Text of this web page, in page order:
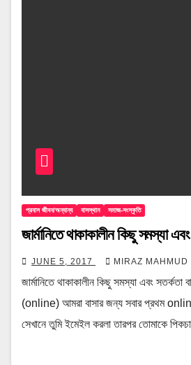
প্রবাস জীবন/অন্যান্য বাসস্থান সমাজ-সংস্কৃতি
জার্মানিতে থাকাকালীন কিছু সমস্যা
JUNE 5, 2017 MIRAZ MAHMUD
জার্মানিতে থাকাকালীন কিছু সমস্যা এবং
(online) আমরা বাসার জন্য সবার প্রথম
সেখানে তুমি ইমেইল করলা তারপর তোমাকে